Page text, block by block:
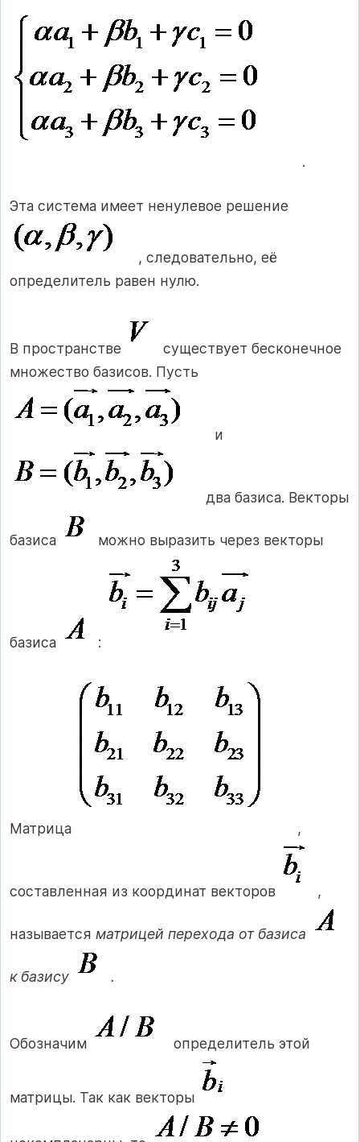
.
Эта система имеет ненулевое решение
, следовательно, её
определитель равен нулю.
В пространстве
существует бесконечное
множество базисов. Пусть
и
два базиса. Векторы
базиса можно выразить через векторы
базиса :
Матрица ,
составленная из координат векторов ,
называется матрицей перехода от базиса
к базису .
Обозначим определитель этой
матрицы. Так как векторы